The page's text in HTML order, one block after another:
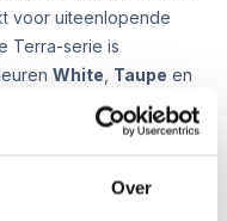
Over
voor uiteenlopende
Terra-serie is
White Taupe en
sfeer kunt